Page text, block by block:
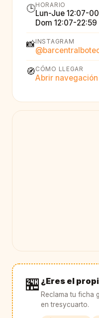
🕒HORARIO
Lun-Jue 12:07-
Dom 12:07-22:59
📸INSTAGRAM
🧭CÓMO LLEGAR
Abrir navegación
🏪 ¿Eres el
Reclama tu ficha
en tresycuarto.